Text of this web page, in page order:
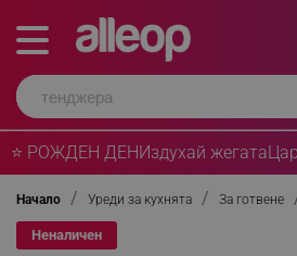
⭐ РОЖДЕН ДЕНИздухай жегата
Начало Уреди за кухнята За готвене
Неналичен